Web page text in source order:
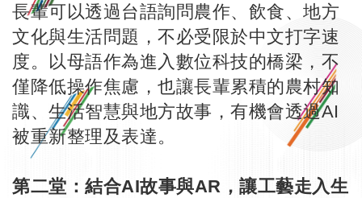
長輩可以透過台語詢問農作、飲食、地方
文化與生活問題，不必受限於中文打字速
度。以母語作為進入數位科技的橋梁，不
僅降低操作焦慮，也讓長輩累積的農村知
識、生活智慧與地方故事，有機會透過AI
被重新整理及表達。
第二堂：結合AI故事與AR，讓工藝走入生